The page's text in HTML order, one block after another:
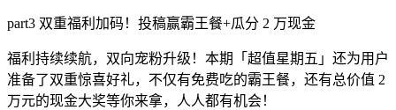
part3 双重福利加码！投稿赢霸王餐+瓜分 2 万现金
福利持续续航，双向宠粉升级！本期「超值星期五」还为用户
准备了双重惊喜好礼，不仅有免费吃的霸王餐，还有总价值 2
万元的现金大奖等你来拿，人人都有机会！